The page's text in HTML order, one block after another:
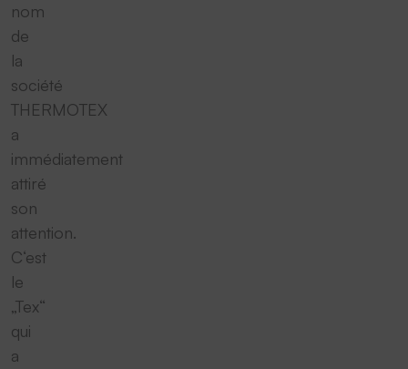
nom
de
la
société
THERMOTEX
a
immédiatement
attiré
son
attention.
C‘est
le
„Tex“
qui
a